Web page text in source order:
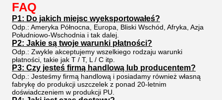
FAQ
P1: Do jakich miejsc wyeksportowałeś?
Odp.: Ameryka Północna, Europa, Bliski Wschód, Afryka, Azja
Południowo-Wschodnia i tak dalej.
P2: Jakie są twoje warunki płatności?
Odp.: Zwykle akceptujemy wszelkiego rodzaju warunki
płatności, takie jak T / T, L / C itp.
P3: Czy jesteś firmą handlową lub producentem?
Odp.: Jesteśmy firmą handlową i posiadamy również własną
fabrykę do produkcji uszczelek z ponad 20-letnim
doświadczeniem w produkcji PU.